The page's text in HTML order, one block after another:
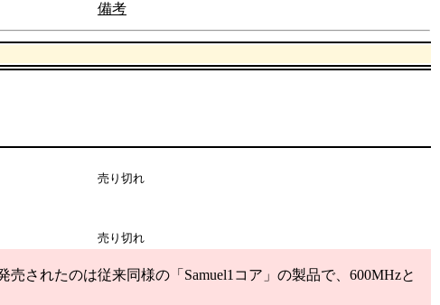
備考
売り切れ
売り切れ
れたのは従来同様の「Samuel1コア」の製品で、600MHzと